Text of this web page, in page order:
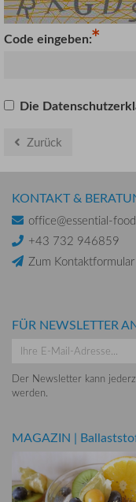
Code eingeben:
Die
Zurück
KONTAKT &
office@essential-
+43 732 946859
Zum Kontaktformular
FÜR NEWSLETTER
Der Newsletter kann
werden.
MAGAZIN |